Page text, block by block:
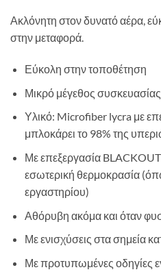
Ακλόνητη στον δυνατό αέρα,
στην μεταφορά.
Εύκολη στην τοποθέτηση
Μικρό μέγεθος συσκευασίας
Υλικό: Microfiber lycra με
μπλοκάρει το 98% της
Με επεξεργασία
εσωτερική θερμοκρασία
εργαστηρίου)
Αθόρυβη ακόμα και όταν
Με ενισχύσεις στα σημεία
Με προτυπωμένες οδηγίες